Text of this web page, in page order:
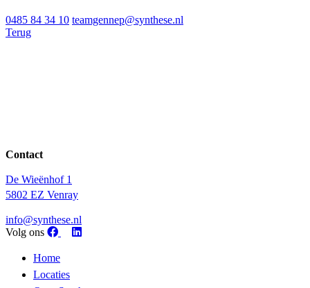
0485 84 34 10 teamgennep@synthese.nl
Terug
Contact
De Wieënhof 1
5802 EZ Venray
info@synthese.nl
Volg ons
Home
Locaties